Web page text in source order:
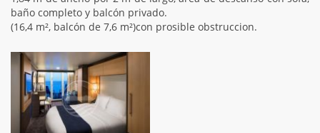
baño completo y balcón privado.
(16,4 m², balcón de 7,6 m²)con prosible obstruccion.